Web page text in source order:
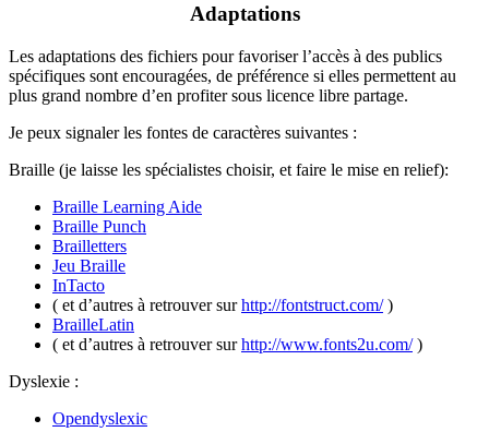
Adaptations
Les adaptations des fichiers pour favoriser l’accès à des publics
spécifiques sont encouragées, de préférence si elles permettent au
plus grand nombre d’en profiter sous licence libre partage.
Je peux signaler les fontes de caractères suivantes :
Braille (je laisse les spécialistes choisir, et faire le mise en relief):
Braille Learning Aide
Braille Punch
Brailletters
Jeu Braille
InTacto
( et d’autres à retrouver surhttp://fontstruct.com/)
BrailleLatin
( et d’autres à retrouver surhttp://www.fonts2u.com/)
Dyslexie :
Opendyslexic